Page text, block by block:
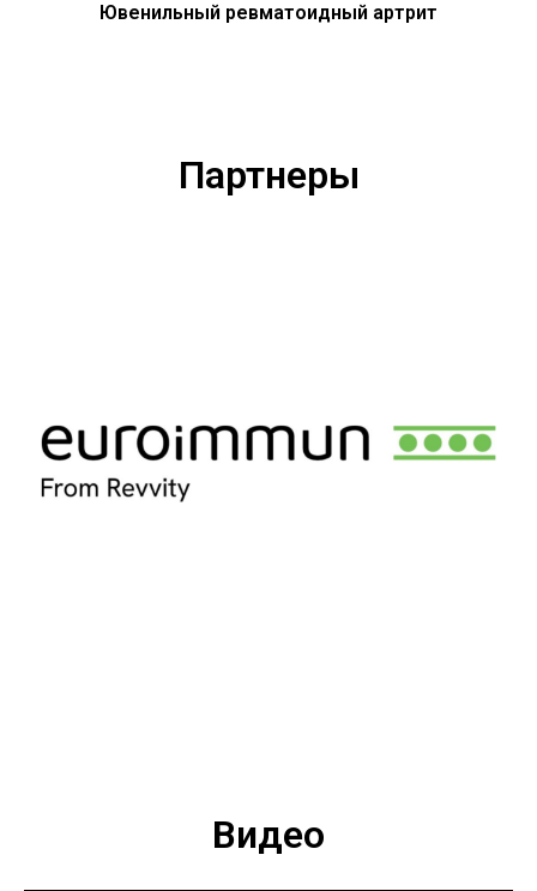
Ювенильный ревматоидный артрит
Партнеры
Видео